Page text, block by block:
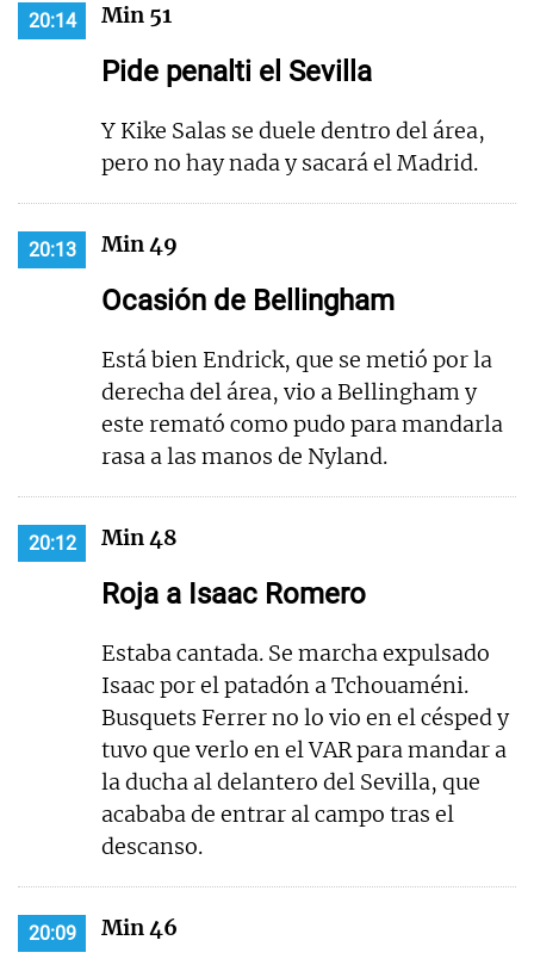
20:14 Min 51
Pide penalti el Sevilla
Y Kike Salas se duele dentro del área,
pero no hay nada y sacará el Madrid.
20:13 Min 49
Ocasión de Bellingham
Está bien Endrick, que se metió por la
derecha del área, vio a Bellingham y
este remató como pudo para mandarla
rasa a las manos de Nyland.
20:12 Min 48
Roja a Isaac Romero
Estaba cantada. Se marcha expulsado
Isaac por el patadón a Tchouaméni.
Busquets Ferrer no lo vio en el césped y
tuvo que verlo en el VAR para mandar a
la ducha al delantero del Sevilla, que
acababa de entrar al campo tras el
descanso.
20:09 Min 46